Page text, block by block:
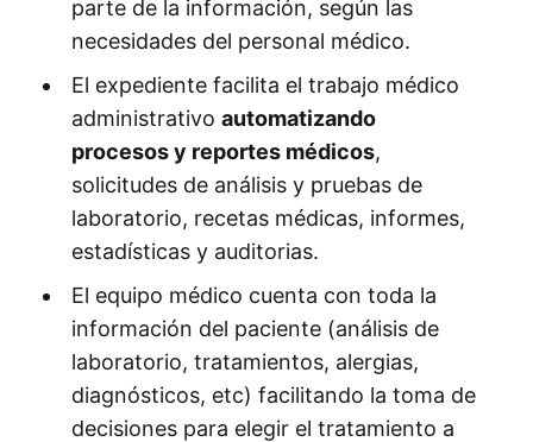
parte de la información, según las
necesidades del personal médico.
El expediente facilita el trabajo médico
administrativo automatizando
procesos y reportes médicos,
solicitudes de análisis y pruebas de
laboratorio, recetas médicas, informes,
estadí­sticas y auditorias.
El equipo médico cuenta con toda la
información del paciente (análisis de
laboratorio, tratamientos, alergias,
diagnósticos, etc) facilitando la toma de
decisiones para elegir el tratamiento a